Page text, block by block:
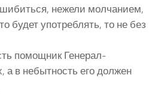
нежели молчанием,
будет употреблять, то не без
помощник Генерал-
а в небытность его должен